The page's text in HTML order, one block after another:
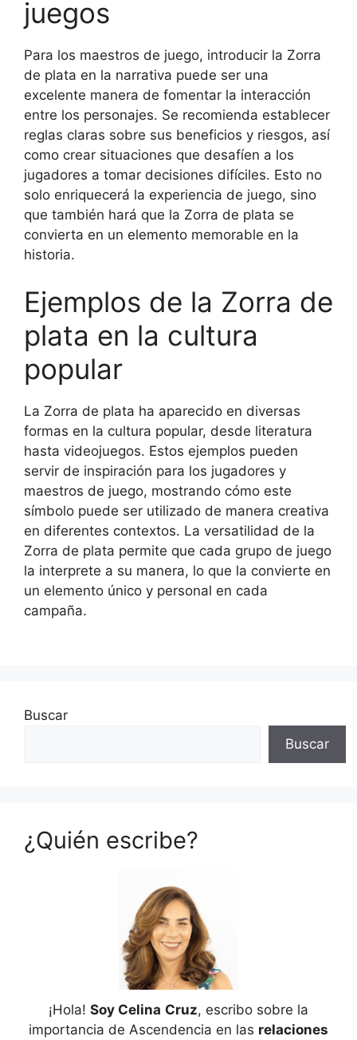
juegos
Para los maestros de juego, introducir la Zorra
de plata en la narrativa puede ser una
excelente manera de fomentar la interacción
entre los personajes. Se recomienda establecer
reglas claras sobre sus beneficios y riesgos, así
como crear situaciones que desafíen a los
jugadores a tomar decisiones difíciles. Esto no
solo enriquecerá la experiencia de juego, sino
que también hará que la Zorra de plata se
convierta en un elemento memorable en la
historia.
Ejemplos de la Zorra de
plata en la cultura
popular
La Zorra de plata ha aparecido en diversas
formas en la cultura popular, desde literatura
hasta videojuegos. Estos ejemplos pueden
servir de inspiración para los jugadores y
maestros de juego, mostrando cómo este
símbolo puede ser utilizado de manera creativa
en diferentes contextos. La versatilidad de la
Zorra de plata permite que cada grupo de juego
la interprete a su manera, lo que la convierte en
un elemento único y personal en cada
campaña.
Buscar
Buscar
¿Quién escribe?
¡Hola! Soy Celina Cruz, escribo sobre la
importancia de Ascendencia en las relaciones